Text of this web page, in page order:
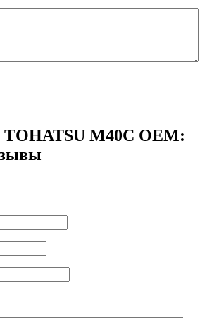
M40C OEM: